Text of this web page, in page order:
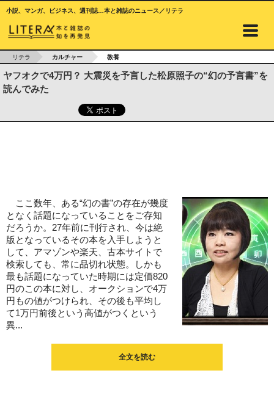
小説、マンガ、ビジネス、週刊誌…本と雑誌のニュース／リテラ
リテラ カルチャー 教養
ヤフオクで4万円？ 大震災を予言した松原照子の“幻の予言書”を
読んでみた
ここ数年、ある“幻の書”の存在が幾度
となく話題になっていることをご存知
だろうか。27年前に刊行され、今は絶
版となっているその本を入手しようと
して、アマゾンや楽天、古本サイトで
検索しても、常に品切れ状態。しかも
最も話題になっていた時期には定価820
円のこの本に対し、オークションで4万
円もの値がつけられ、その後も平均し
て1万円前後という高値がつくという
異...
全文を読む